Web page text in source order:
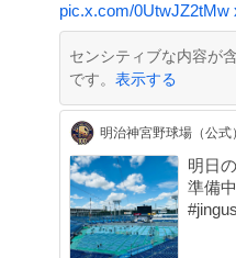
pic.x.com/0UtwJZ2tMw
センシティブな内容が
です。 表示する
明治神宮野球場（公式）
明日
準備中で